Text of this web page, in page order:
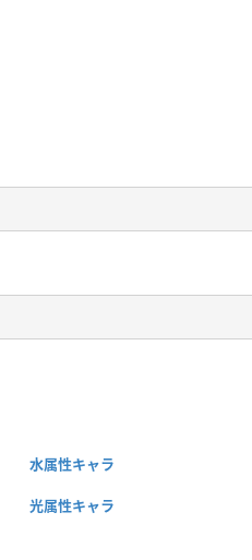
水属性キャラ
光属性キャラ